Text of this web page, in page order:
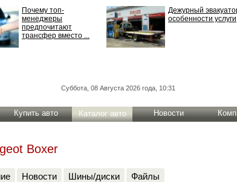
Почему топ-
менеджеры
предпочитают
трансфер вместо ...
Дежурный
особенности услуги
Суббота, 08 Августа 2026 года, 10:31
Купить авто Каталог авто Новости
Boxer
Новости Шины/диски Файлы